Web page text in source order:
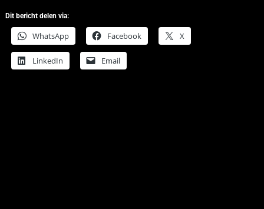
Dit bericht delen via:
WhatsApp Facebook X
LinkedIn Email